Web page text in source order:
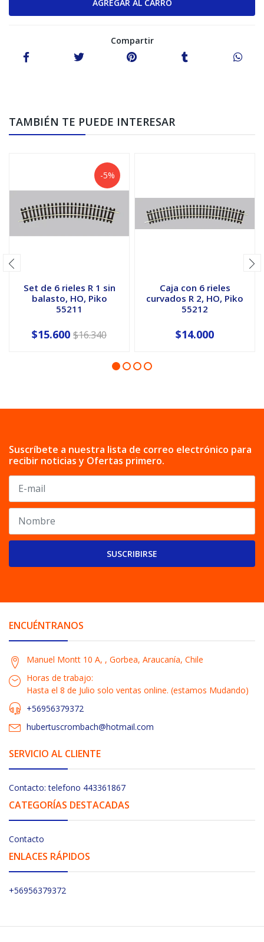
Compartir
TAMBIÉN TE PUEDE INTERESAR
-5%
Set de 6 rieles R 1 sin
balasto, HO, Piko
55211
$15.600 $16.340
Caja con 6 rieles
curvados R 2, HO, Piko
55212
$14.000
Suscríbete a nuestra lista de correo electrónico para
recibir noticias y Ofertas primero.
SUSCRIBIRSE
ENCUÉNTRANOS
Manuel Montt 10 A, , Gorbea, Araucanía, Chile
Horas de trabajo:
Hasta el 8 de Julio solo ventas online. (estamos Mudando)
+56956379372
hubertuscrombach@hotmail.com
SERVICIO AL CLIENTE
Contacto: telefono 443361867
CATEGORÍAS DESTACADAS
Contacto
ENLACES RÁPIDOS
+56956379372